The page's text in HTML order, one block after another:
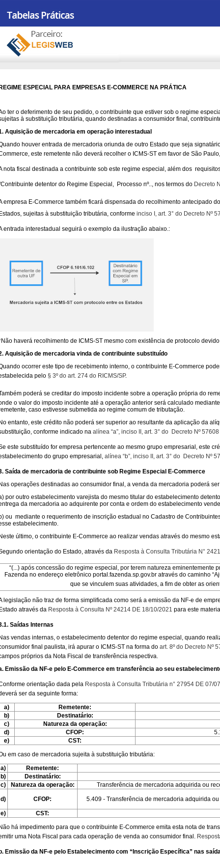
ESPECIAL PARA EMPRESAS E-COMMERCE NA PRÁTICA
ter o deferimento de seu pedido, o contribuinte que estiver sob o regime
à substituição tributária, quando destinadas a consumidor final,
Aquisição de mercadoria em operação interestadual
houver entrada de mercadoria oriunda de outro Estado que seja
este remetente não deverá recolher o ICMS-ST em favor de São
nota fiscal destinada a contribuinte sob este regime especial, além dos
detentor do Regime Especial, Processo nº.., nos termos do Decreto
empresa E-Commerce também ficará dispensada do recolhimento antecipado
sujeitas à substituição tributária, conforme inciso I, art. 3° do Decreto Nº
entrada interestadual seguirá o exemplo da ilustração abaixo.:
haverá recolhimento de ICMS-ST mesmo com existência de protocolo
Aquisição de mercadoria vinda de contribuinte substituído
ocorrer este tipo de recebimento interno, o contribuinte E-Commerce
pelo § 3º do art. 274 do RICMS/SP.
poderá se creditar do imposto incidente sobre a operação própria do
o valor do imposto incidente até a operação anterior será calculado
caso estivesse submetida ao regime comum de tributação.
entanto, este crédito não poderá ser superior ao resultante da aplicação da
conforme indicado na alínea “a”, inciso II, art. 3° do Decreto Nº
este substituído for empresa pertencente ao mesmo grupo empresarial, este
do grupo empresarial, alínea “b”, inciso II, art. 3° do Decreto Nº
Saída de mercadoria de contribuinte sob Regime Especial E-Commerce
operações destinadas ao consumidor final, a venda da mercadoria poderá
por outro estabelecimento varejista do mesmo titular do estabelecimento
da mercadoria ao adquirente por conta e ordem do estabelecimento
ou mediante o requerimento de inscrição estadual no Cadastro de
estabelecimento.
último, o contribuinte E-Commerce ao realizar vendas através do mesmo
orientação do Estado, através da Resposta à Consulta Tributária N°
“(...) após concessão do regime especial, por terem natureza
Fazenda no endereço eletrônico portal.fazenda.sp.gov.br através do caminho
que se vinculem suas atividades, a fim de obter as
legislação não traz de forma simplificada como será a emissão da NF-e de
através da Resposta à Consulta Nº 24214 DE 18/10/2021 para este
Saídas Internas
vendas internas, o estabelecimento detentor do regime especial, quando
final paulista, irá apurar o ICMS-ST na forma do art. 8º do Decreto Nº
próprios da Nota Fiscal de transferência respectiva.
Emissão da NF-e pelo E-Commerce em transferência ao seu
orientação dada pela Resposta à Consulta Tributária n° 27954 DE 07/
ser da seguinte forma:
a)
Remetente:
b)
Destinatário:
c)
Natureza da operação:
d)
CFOP:
e)
CST:
em caso de mercadoria sujeita à substituição tributária:
a)
Remetente:
b)
Destinatário:
c)
Natureza da operação: Transferência de mercadoria adquirida ou
d) CFOP: 5.409 - Transferência de mercadoria adquirida
e)
CST:
há impedimento para que o contribuinte E-Commerce emita esta nota de
uma Nota Fiscal para cada operação de venda ao consumidor final.
Emissão da NF-e pelo Estabelecimento com “Inscrição Específica” nas